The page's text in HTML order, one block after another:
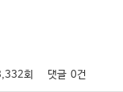
회 댓글 0건